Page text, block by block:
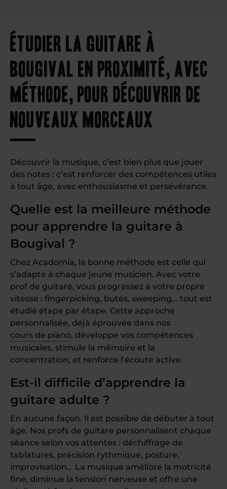
Étudier la guitare à
Bougival en proximité, avec
méthode, pour découvrir de
nouveaux morceaux
Découvrir la musique, c’est bien plus que jouer
des notes : c’est renforcer des compétences utiles
à tout âge, avec enthousiasme et persévérance.
Quelle est la meilleure méthode
pour apprendre la guitare à
Bougival ?
Chez Acadomia, la bonne méthode est celle qui
s’adapte à chaque jeune musicien. Avec votre
prof de guitare, vous progressez à votre propre
vitesse : fingerpicking, butés, sweeping... tout est
étudié étape par étape. Cette approche
personnalisée, déjà éprouvée dans nos
cours de piano, développe vos compétences
musicales, stimule la mémoire et la
concentration, et renforce l’écoute active.
Est-il difficile d’apprendre la
guitare adulte ?
En aucune façon. Il est possible de débuter à tout
âge. Nos profs de guitare personnalisent chaque
séance selon vos attentes : déchiffrage de
tablatures, précision rythmique, posture,
improvisation... La musique améliore la motricité
fine, diminue la tension nerveuse et offre une